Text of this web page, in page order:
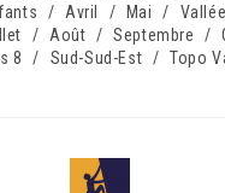
/ Avril / Mai /
/ Août / Septembre /
8 / Sud-Sud-Est / Topo